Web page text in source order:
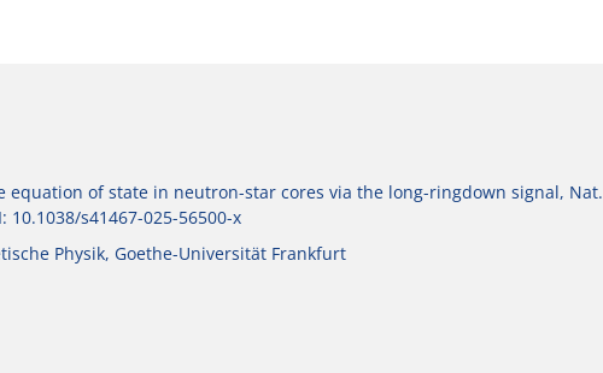
equation of state in neutron-star cores via the long-ringdown signal, Nat.
10.1038/s41467-025-56500-x
Physik, Goethe-Universität Frankfurt